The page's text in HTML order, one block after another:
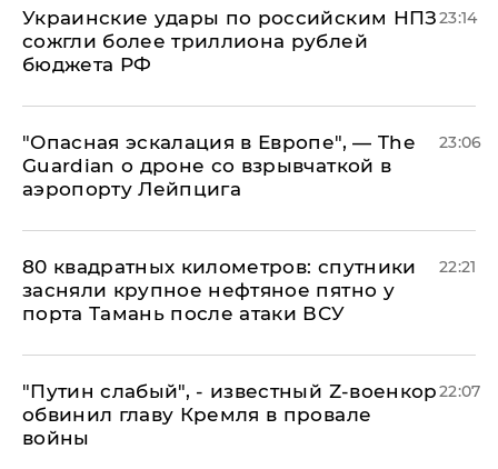
Украинские удары по российским НПЗ
сожгли более триллиона рублей
бюджета РФ
23:14
"Опасная эскалация в Европе", — The
Guardian о дроне со взрывчаткой в
аэропорту Лейпцига
23:06
80 квадратных километров: спутники
засняли крупное нефтяное пятно у
порта Тамань после атаки ВСУ
22:21
​"Путин слабый", - известный Z-военкор
обвинил главу Кремля в провале
войны
22:07